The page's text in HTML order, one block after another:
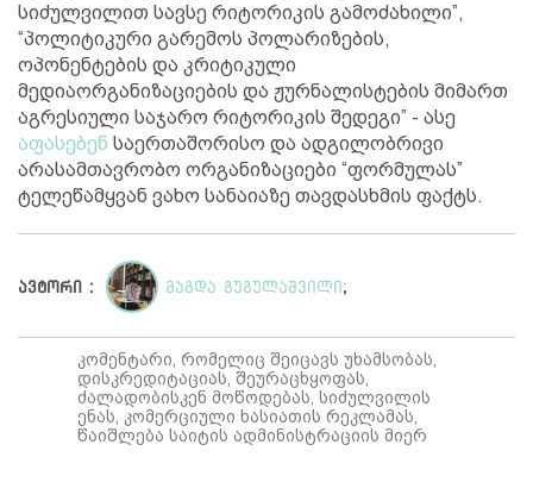
სიძულვილით სავსე რიტორიკის გამოძახილი”,
“პოლიტიკური გარემოს პოლარიზების,
ოპონენტების და კრიტიკული
მედიაორგანიზაციების და ჟურნალისტების მიმართ
აგრესიული საჯარო რიტორიკის შედეგი” - ასე
აფასებენ საერთაშორისო და ადგილობრივი
არასამთავრობო ორგანიზაციები “ფორმულას”
ტელეწამყვან ვახო სანაიაზე თავდასხმის ფაქტს.
ავტორი : მაგდა გუგულაშვილი ;
კომენტარი, რომელიც შეიცავს უხამსობას,
დისკრედიტაციას, შეურაცხყოფას,
ძალადობისკენ მოწოდებას, სიძულვილის
ენას, კომერციული ხასიათის რეკლამას,
წაიშლება საიტის ადმინისტრაციის მიერ